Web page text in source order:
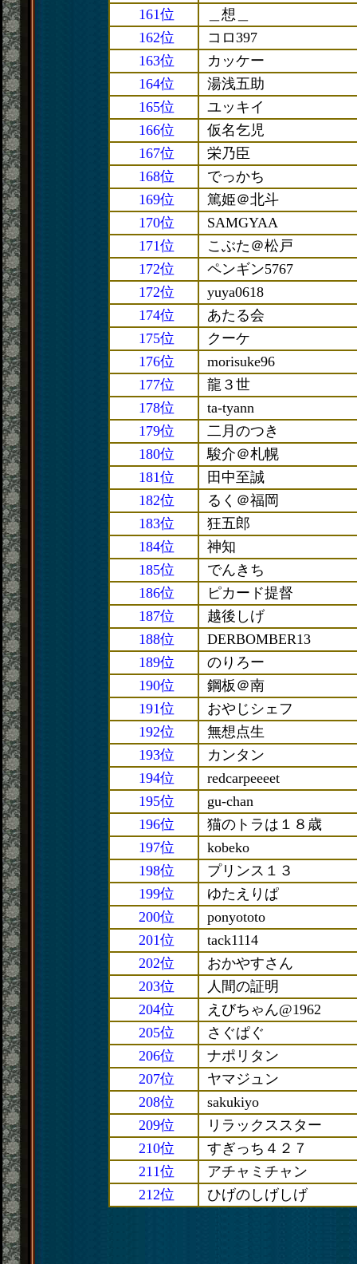
161位
＿想＿
162位
コロ397
163位
カッケー
164位
湯浅五助
165位
ユッキイ
166位
仮名乞児
167位
栄乃臣
168位
でっかち
169位
篤姫＠北斗
170位
SAMGYAA
171位
こぶた＠松戸
172位
ペンギン5767
172位
yuya0618
174位
あたる会
175位
クーケ
176位
morisuke96
177位
龍３世
178位
ta-tyann
179位
二月のつき
180位
駿介＠札幌
181位
田中至誠
182位
るく＠福岡
183位
狂五郎
184位
神知
185位
でんきち
186位
ピカード提督
187位
越後しげ
188位
DERBOMBER13
189位
のりろー
190位
鋼板＠南
191位
おやじシェフ
192位
無想点生
193位
カンタン
194位
redcarpeeeet
195位
gu-chan
196位
猫のトラは１８歳
197位
kobeko
198位
プリンス１３
199位
ゆたえりぱ
200位
ponyototo
201位
tack1114
202位
おかやすさん
203位
人間の証明
204位
えびちゃん@1962
205位
さぐぱぐ
206位
ナポリタン
207位
ヤマジュン
208位
sakukiyo
209位
リラックススター
210位
すぎっち４２７
211位
アチャミチャン
212位
ひげのしげしげ